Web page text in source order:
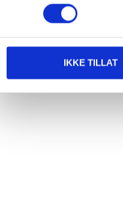
IKKE TILLAT
3990
Grovfilter til 84-183
84-185